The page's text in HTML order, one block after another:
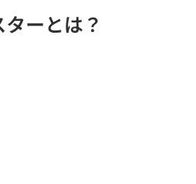
ーとは？